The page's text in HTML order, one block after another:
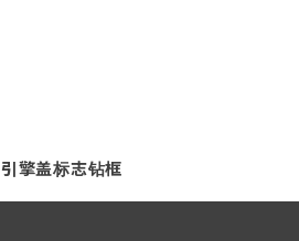
引擎盖标志钻框